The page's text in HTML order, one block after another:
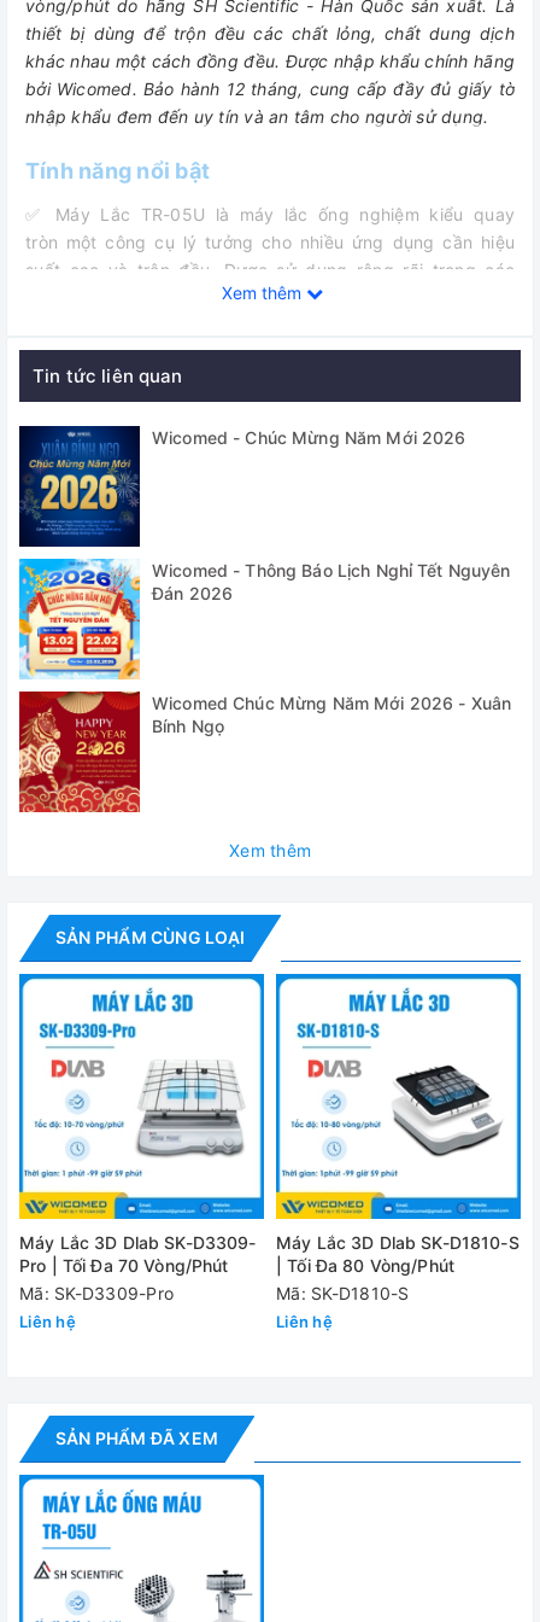
vòng/phút do hãng SH Scientific - Hàn Quốc sản xuất. Là
thiết bị dùng để trộn đều các chất lỏng, chất dung dịch
khác nhau một cách đồng đều. Được nhập khẩu chính hãng
bởi Wicomed. Bảo hành 12 tháng, cung cấp đầy đủ giấy tờ
nhập khẩu đem đến uy tín và an tâm cho người sử dụng.
Tính năng nổi bật
✅ Máy Lắc TR-05U là máy lắc ống nghiệm kiểu quay
tròn một công cụ lý tưởng cho nhiều ứng dụng cần hiệu
suất cao và trộn đều. Được sử dụng rộng rãi trong các
phòng thí nghiệm lâm sàng, nghiên cứu và giảng dạy.
✅ Thiết kế nhỏ gọn, linh hoạt nhưng vô cùng chắc chắn
✅ Làm việc trong điều kiện môi trường từ 5 ~ 40 ° C tương
thích với cả phòng lạnh và tủ ấm
Giá lắc đa dạng phù hợp với nhiều loại ống
✅ Có nhiều loại giá đỡ ống khác nhau để đáp ứng nhu cầu
của mọi khách hàng: 12x50ml/ 18x15ml/ 48x2ml/ 9x50ml &
9x15ml & 12x2ml
Phụ kiện
1.5/2.0ml rotator assembly
15ml rotator assembly
50ml rotator assembly
Xem thêm
Tin tức liên quan
Wicomed - Chúc Mừng Năm Mới 2026
Wicomed - Thông Báo Lịch Nghỉ Tết Nguyên
Đán 2026
Wicomed Chúc Mừng Năm Mới 2026 - Xuân
Bính Ngọ
Xem thêm
SẢN PHẨM CÙNG LOẠI
Máy Lắc 3D Dlab SK-D3309-
Pro | Tối Đa 70 Vòng/Phút
Mã: SK-D3309-Pro
Liên hệ
Máy Lắc 3D Dlab SK-D1810-S
| Tối Đa 80 Vòng/Phút
Mã: SK-D1810-S
Liên hệ
SẢN PHẨM ĐÃ XEM